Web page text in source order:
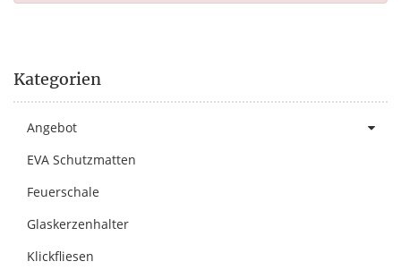
Kategorien
Angebot
EVA Schutzmatten
Feuerschale
Glaskerzenhalter
Klickfliesen